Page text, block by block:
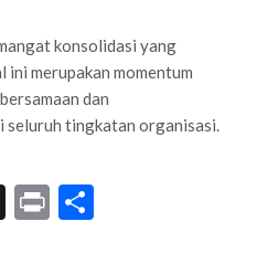
konsolidasi yang
merupakan momentum
dan
seluruh tingkatan organisasi.
X Print